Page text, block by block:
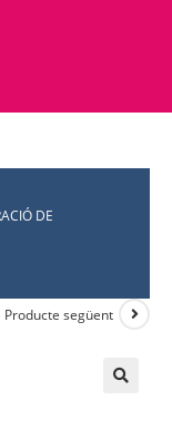
DE
Producte següent